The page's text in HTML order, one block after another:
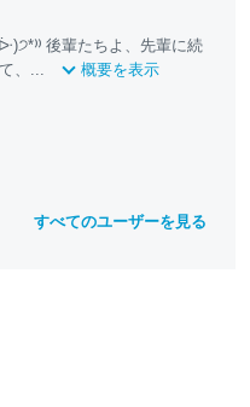
後輩たちよ、先輩に続
、...
概要を表示
すべてのユーザーを見る